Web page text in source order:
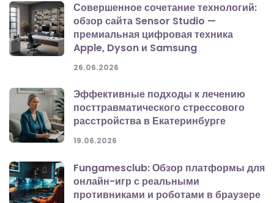
Совершенное сочетание технологий:
обзор сайта Sensor Studio —
премиальная цифровая техника
Apple, Dyson и Samsung
26.06.2026
Эффективные подходы к лечению
посттравматического стрессового
расстройства в Екатеринбурге
19.06.2026
Fungamesclub: Обзор платформы для
онлайн-игр с реальными
противниками и роботами в браузере